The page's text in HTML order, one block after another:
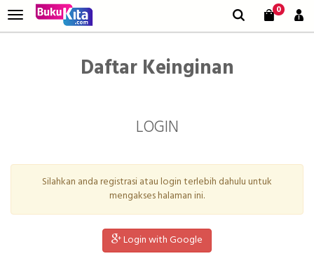
0
Daftar Keinginan
LOGIN
Silahkan anda registrasi atau login terlebih dahulu untuk
mengakses halaman ini.
Login with Google